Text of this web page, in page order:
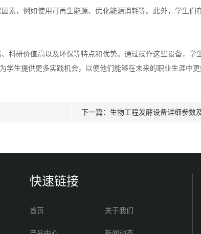
，例如使用可再生能源、优化能源消耗等。此外，学生们
研价值高以及环保等特点和优势。通过操作这些设备，学
生提供更多实践机会，以便他们能够在未来的职业生涯中更
下一篇： 生物工程发酵设备详细参数
快速链接
首页 关于我们